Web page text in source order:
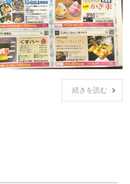
続きを読む